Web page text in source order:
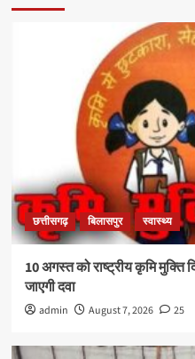
छत्तीसगढ़ बिलासपुर स्वास्थ्य
10 अगस्त को राष्ट्रीय कृमि
जाएगी दवा
admin August 7, 2026 25